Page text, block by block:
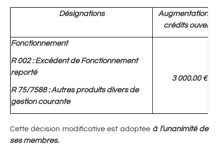
Désignations
Augmentation
crédits ouverts
Fonctionnement
R 002 : Excédent de Fonctionnement
reporté
R 75/7588 : Autres produits divers de
gestion courante
3 000.00 €
Cette décision modificative est adoptée à l’unanimité de
ses membres.